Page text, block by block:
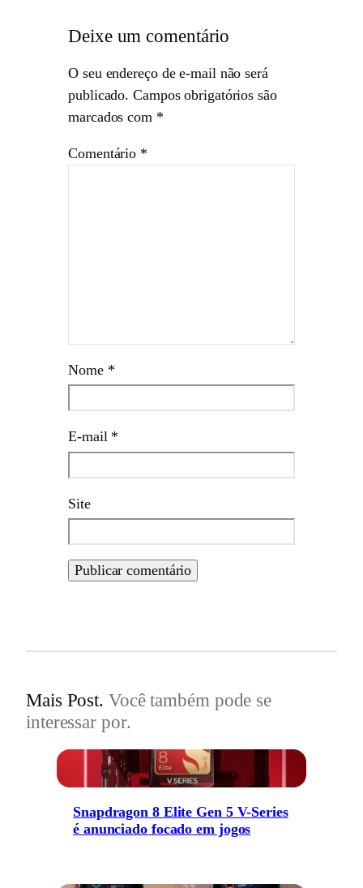
Deixe um comentário
O seu endereço de e-mail não será
publicado. Campos obrigatórios são
marcados com *
Comentário *
Nome *
E-mail *
Site
Mais Post. Você também pode se
interessar por.
Snapdragon 8 Elite Gen 5 V-Series
é anunciado focado em jogos